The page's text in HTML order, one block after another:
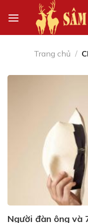
Trang chủ /
Người đàn ông